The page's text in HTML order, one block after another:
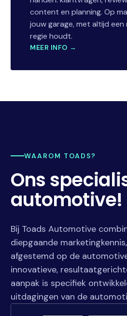
content en planning. Op
jouw garage, met altijd een
regie houdt.
MEER INFO →
WAAROM TOADS?
Ons
automotive!
Bij Toads Automotive
diepgaande
afgestemd op de
innovatieve,
aanpak is specifiek
uitdagingen van de